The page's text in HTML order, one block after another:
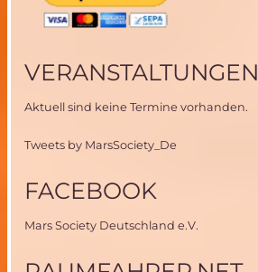
VERANSTALTUNGEN
Aktuell sind keine Termine vorhanden.
Tweets by MarsSociety_De
FACEBOOK
Mars Society Deutschland e.V.